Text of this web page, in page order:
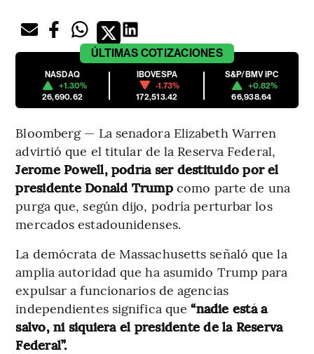
ÚLTIMAS COTIZACIONES
NASDAQ
+1.30%
26,690.62
IBOVESPA
-1.73%
172,513.42
S&P/BMV IPC
+0.82%
66,938.64
Bloomberg — La senadora Elizabeth Warren
advirtió que el titular de la Reserva Federal,
Jerome Powell, podría ser destituido por el
presidente Donald Trumpcomo parte de una
purga que, según dijo, podría perturbar los
mercados estadounidenses.
La demócrata de Massachusetts señaló que la
amplia autoridad que ha asumido Trump para
expulsar a funcionarios de agencias
independientes significa que“nadie está a
salvo, ni siquiera el presidente de la Reserva
Federal”.